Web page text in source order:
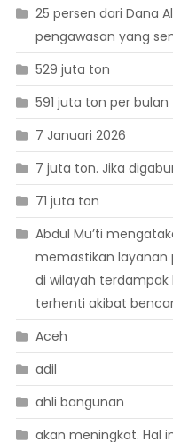
25 persen dari Dana
pengawasan yang
529 juta ton
591 juta ton per bulan
7 Januari 2026
7 juta ton. Jika
71 juta ton
Abdul Mu’ti
memastikan layanan
di wilayah terdampak
terhenti akibat
Aceh
adil
ahli bangunan
akan meningkat. Hal